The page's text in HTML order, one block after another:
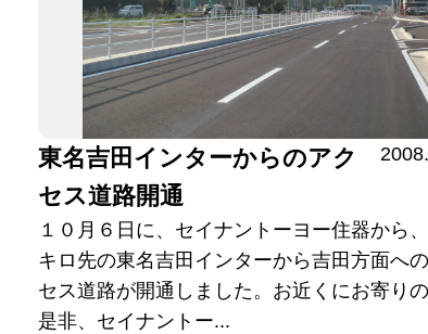
東名吉田インターからのアク
セス道路開通
１０月６日に、セイナントーヨー住器から
キロ先の東名吉田インターから吉田方面へ
セス道路が開通しました。お近くにお寄り
是非、セイナントー...